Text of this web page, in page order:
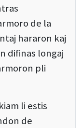
de la
hararon kaj
difinas longaj
pli
li estis
de